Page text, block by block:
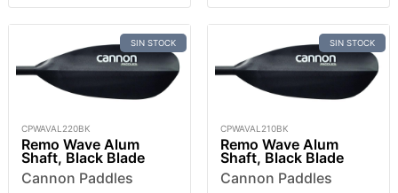
SIN STOCK
CPWAVAL220BK
Remo Wave Alum
Shaft, Black Blade
Cannon Paddles
SIN STOCK
CPWAVAL210BK
Remo Wave Alum
Shaft, Black Blade
Cannon Paddles